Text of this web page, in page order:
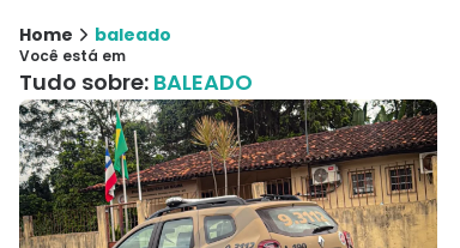
Home baleado
Você está em
Tudo sobre: BALEADO